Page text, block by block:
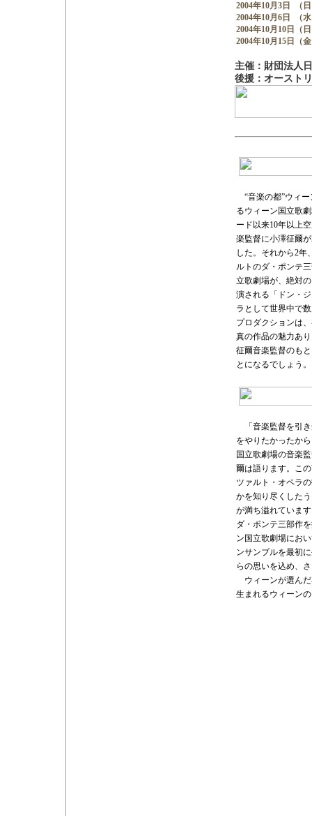
2004年10月3日
2004年10月6日
2004年10月10日
2004年10月15日
（
（
（
（
主催：財団法人
後援：オースト
“音楽の都”ウィー
るウィーン国立歌
ード以来10年以上
楽監督に小澤征爾
した。それから2年
ルトのダ・ポンテ
立歌劇場が、絶対
演される「ドン・
ラとして世界中で
プロダクションは
真の作品の魅力あ
征爾音楽監督のも
とになるでしょう。
「音楽監督を引き
をやりたかったか
国立歌劇場の音楽
爾は語ります。こ
ツァルト・オペラ
かを知り尽くした
が満ち溢れていま
ダ・ポンテ三部作
ン国立歌劇場にお
ンサンブルを最初
らの思いを込め、
ウィーンが選んだ
生まれるウィーン